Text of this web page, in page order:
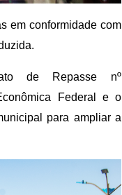
em conformidade com
de Repasse nº
Federal e o
para ampliar a